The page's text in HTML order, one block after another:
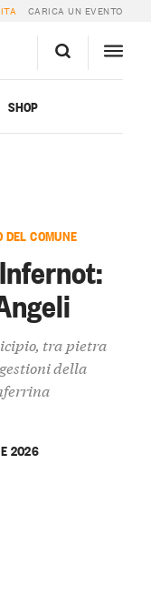
DEGLI INFERNOT:
ITA CARICA UN EVENTO
SHOP
COMUNE
tra pietra
della
2026